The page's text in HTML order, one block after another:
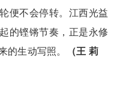
便不会停转。江西光益
的铿锵节奏，正是永修
的生动写照。
（王 莉